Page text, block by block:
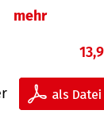
mehr